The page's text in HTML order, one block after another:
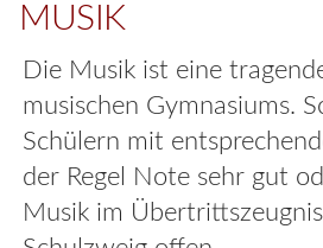
MUSIK
Die Musik ist eine
musischen Gymnasiums.
Schülern mit
der Regel Note sehr gut
Musik im